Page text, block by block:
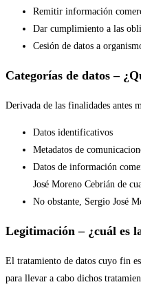
Remitir información
Dar cumplimiento a las
Cesión de datos a
Categorías de datos –
Derivada de las finalidades antes
Datos identificativos
Metadatos de
Datos de información
José Moreno Cebrián de
No obstante, Sergio José
Legitimación – ¿cuál es
El tratamiento de datos cuyo fin
para llevar a cabo dichos